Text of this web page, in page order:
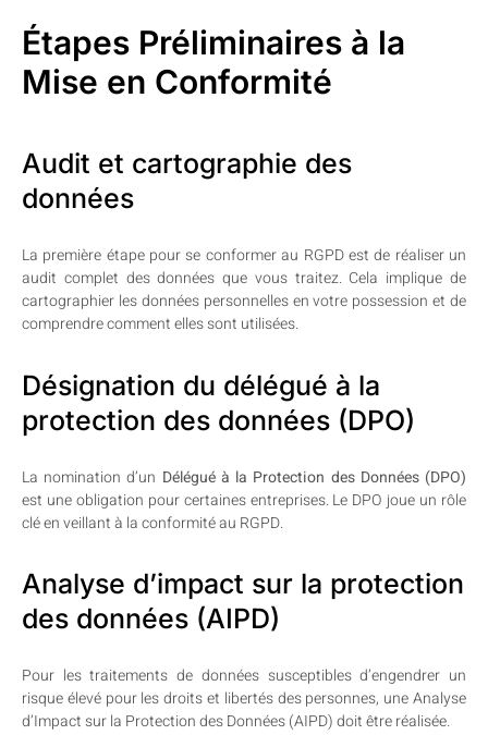
Étapes Préliminaires à la
Mise en Conformité
Audit et cartographie des
données
La première étape pour se conformer au RGPD est de réaliser un
audit complet des données que vous traitez. Cela implique de
cartographier les données personnelles en votre possession et de
comprendre comment elles sont utilisées.
Désignation du délégué à la
protection des données (DPO)
La nomination d’un Délégué à la Protection des Données (DPO)
est une obligation pour certaines entreprises. Le DPO joue un rôle
clé en veillant à la conformité au RGPD.
Analyse d’impact sur la protection
des données (AIPD)
Pour les traitements de données susceptibles d’engendrer un
risque élevé pour les droits et libertés des personnes, une Analyse
d’Impact sur la Protection des Données (AIPD) doit être réalisée.